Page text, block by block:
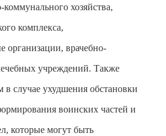
хозяйства,
комплекса,
организации, врачебно-
учреждений. Также
в случае ухудшения обстановки
воинских частей и
которые могут быть